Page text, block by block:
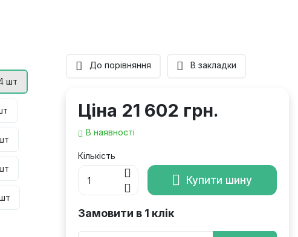
шт
До порівняння В закладки
Ціна 21 602 грн.
В наявності
Кількість
Купити шину
Замовити в 1 клік